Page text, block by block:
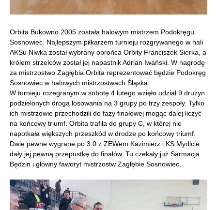
Orbita Bukowno 2005 została halowym mistrzem Podokręgu
Sosnowiec. Najlepszym piłkarzem turnieju rozgrywanego w hali
AKSu Niwka został wybrany obrońca Orbity Franciszek Sierka, a
królem strzelców został jej napastnik Adrian Iwański. W nagrodę
za mistrzostwo Zagłębia Orbita reprezentować będzie Podokręg
Sosnowiec w halowych mistrzostwach Śląska.
W turnieju rozegranym w sobotę 4 lutego wzięło udział 9 drużyn
podzielonych drogą losowania na 3 grupy po trzy zespoły. Tylko
ich mistrzowie przechodzili do fazy finałowej mogąc dalej liczyć
na końcowy triumf. Orbita trafiła do grupy C, w której nie
napotkała większych przeszkód w drodze po końcowy triumf.
Dwie pewne wygrane po 3:0 z ZEWem Kazimierz i KS Mydlcie
dały jej pewną przepustkę do finałów. Tu czekały już Sarmacja
Będzin i główny faworyt mistrzostw Zagłębie Sosnowiec.